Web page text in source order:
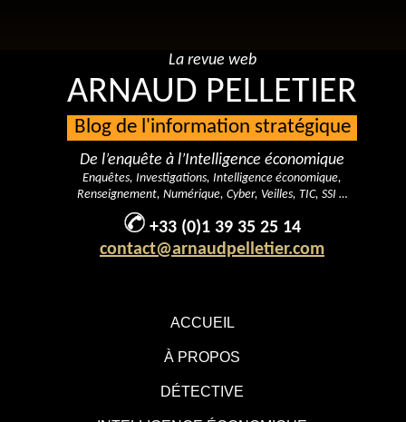
ACCUEIL
À PROPOS
DÉTECTIVE
La revue web
ARNAUD PELLETIER
Blog de l'information stratégique
De l’enquête à l’Intelligence économique
Enquêtes, Investigations, Intelligence économique,
Renseignement, Numérique, Cyber, Veilles, TIC, SSI …
+33 (0)1 39 35 25 14
contact@arnaudpelletier.com